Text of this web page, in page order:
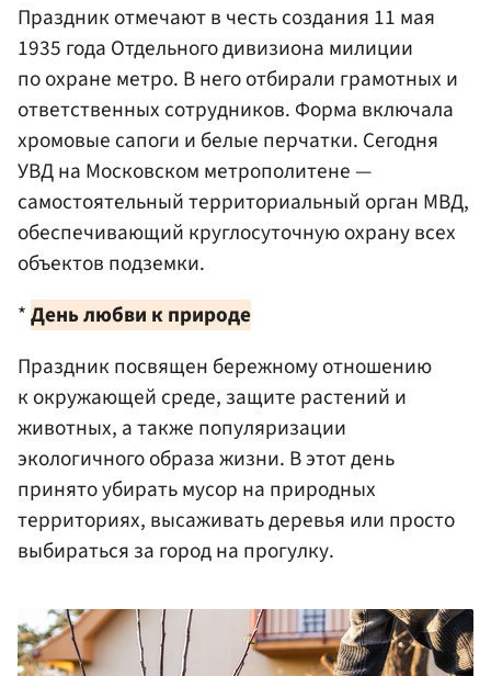
Праздник отмечают в честь создания 11 мая
1935 года Отдельного дивизиона милиции
по охране метро. В него отбирали грамотных и
ответственных сотрудников. Форма включала
хромовые сапоги и белые перчатки. Сегодня
УВД на Московском метрополитене —
самостоятельный территориальный орган МВД,
обеспечивающий круглосуточную охрану всех
объектов подземки.
*День любви к природе
Праздник посвящен бережному отношению
к окружающей среде, защите растений и
животных, а также популяризации
экологичного образа жизни. В этот день
принято убирать мусор на природных
территориях, высаживать деревья или просто
выбираться за город на прогулку.